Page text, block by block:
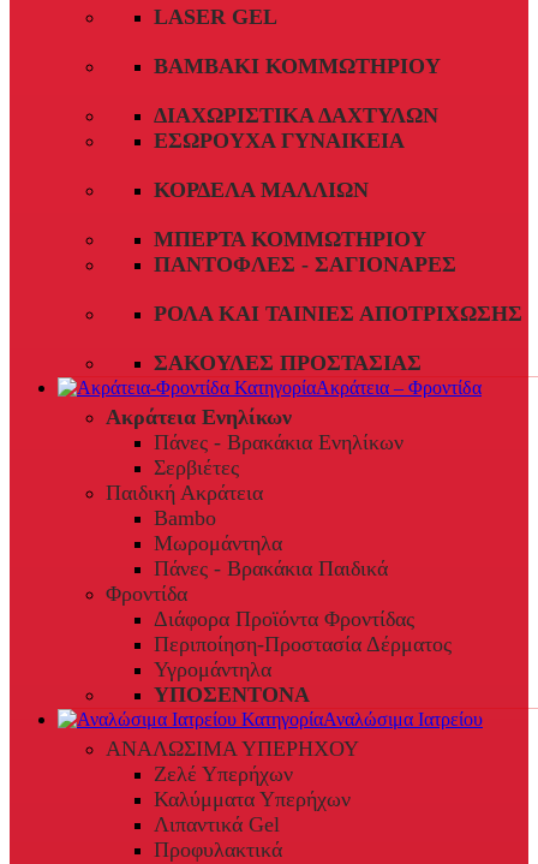
LASER GEL
ΒΑΜΒΆΚΙ ΚΟΜΜΩΤΗΡΊΟΥ
ΔΙΑΧΩΡΙΣΤΙΚΆ ΔΑΧΤΎΛΩΝ
ΕΣΏΡΟΥΧΑ ΓΥΝΑΙΚΕΊΑ
ΚΟΡΔΈΛΑ ΜΑΛΛΙΏΝ
ΜΠΈΡΤΑ ΚΟΜΜΩΤΗΡΊΟΥ
ΠΑΝΤΌΦΛΕΣ - ΣΑΓΙΟΝΆΡΕΣ
ΡΟΛΆ ΚΑΙ ΤΑΙΝΊΕΣ ΑΠΟΤΡΊΧΩΣΗΣ
ΣΑΚΟΎΛΕΣ ΠΡΟΣΤΑΣΊΑΣ
Ακράτεια – Φροντίδα
Ακράτεια Ενηλίκων
Πάνες - Βρακάκια Ενηλίκων
Σερβιέτες
Παιδική Ακράτεια
Bambo
Μωρομάντηλα
Πάνες - Βρακάκια Παιδικά
Φροντίδα
Διάφορα Προϊόντα Φροντίδας
Περιποίηση-Προστασία Δέρματος
Υγρομάντηλα
ΥΠΟΣΕΝΤΟΝΑ
Αναλώσιμα Ιατρείου
ΑΝΑΛΩΣΙΜΑ ΥΠΕΡΗΧΟΥ
Ζελέ Υπερήχων
Καλύμματα Υπερήχων
Λιπαντικά Gel
Προφυλακτικά